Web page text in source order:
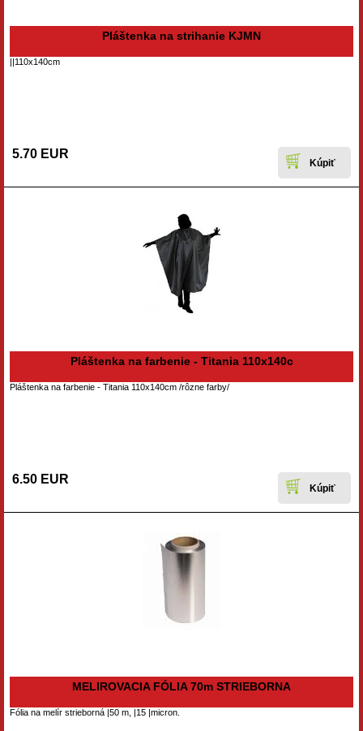
Pláštenka na strihanie KJMN
||110x140cm
5.70 EUR
Pláštenka na farbenie - Titania 110x140c
Pláštenka na farbenie - Titania 110x140cm /rôzne farby/
6.50 EUR
MELIROVACIA FÓLIA 70m STRIEBORNA
Fólia na melír strieborná |50 m, |15 |micron.